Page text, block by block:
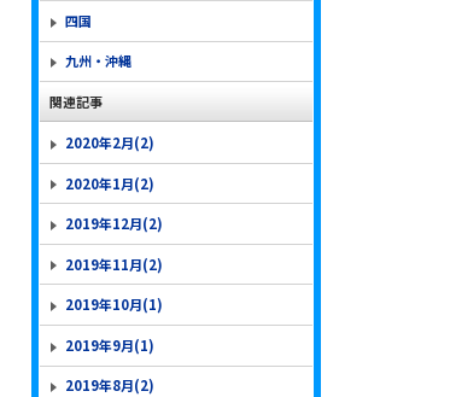
四国
九州・沖縄
関連記事
2020年2月(2)
2020年1月(2)
2019年12月(2)
2019年11月(2)
2019年10月(1)
2019年9月(1)
2019年8月(2)